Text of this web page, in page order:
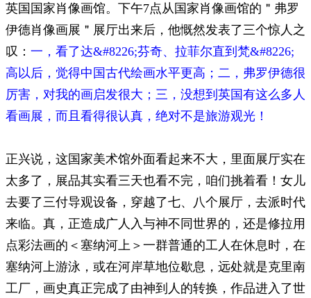
英国国家肖像画馆。下午7点从国家肖像画馆的＂弗罗
伊德肖像画展＂展厅出来后，他慨然发表了三个惊人之
叹： 一，看了达&#8226;芬奇、拉菲尔直到梵&#8226;
高以后，觉得中国古代绘画水平更高；二，弗罗伊德很
厉害，对我的画启发很大；三，没想到英国有这么多人
看画展，而且看得很认真，绝对不是旅游观光！
正兴说，这国家美术馆外面看起来不大，里面展厅实在
太多了，展品其实看三天也看不完，咱们挑着看！女儿
去要了三付导观设备，穿越了七、八个展厅，去派时代
来临。真，正造成广人入与神不同世界的，还是修拉用
点彩法画的＜塞纳河上＞一群普通的工人在休息时，在
塞纳河上游泳，或在河岸草地位歇息，远处就是克里南
工厂，画史真正完成了由神到人的转换，作品进入了世